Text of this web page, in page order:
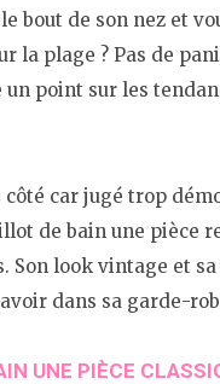
bout de son nez et
la plage ? Pas de
point sur les
car jugé trop
de bain une pièce
Son look vintage et
dans sa garde-
UNE PIÈCE